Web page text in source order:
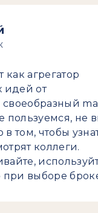
агрегатор
идей от
своеобразный
пользуемся, не
в том, чтобы
коллеги.
выборе